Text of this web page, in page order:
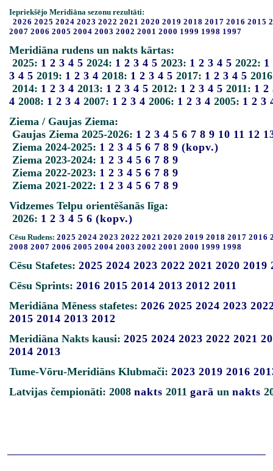
Iepriekšējo Meridiāna sezonu rezultāti:
2026 2025 2024 2023 2022 2021 2020 2019 2018 2017 2016 2015
2007 2006 2005 2004 2003 2002 2001 2000 1999 1998 1997
Meridiāna rudens un nakts kārtas:
2025: 1 2 3 4 5 2024: 1 2 3 4 5 2023: 1 2 3 4 5 2022: 1
3 4 5 2019: 1 2 3 4 2018: 1 2 3 4 5 2017: 1 2 3 4 5
2014: 1 2 3 4 2013: 1 2 3 4 5 2012: 1 2 3 4 5 2011: 1 2
4 2008: 1 2 3 4 2007: 1 2 3 4 2006: 1 2 3 4 2005: 1 2 3
Ziema / Gaujas Ziema:
Gaujas Ziema 2025-2026: 1 2 3 4 5 6 7 8 9 10 11 12
Ziema 2024-2025: 1 2 3 4 5 6 7 8 9 (kopv.)
Ziema 2023-2024: 1 2 3 4 5 6 7 8 9
Ziema 2022-2023: 1 2 3 4 5 6 7 8 9
Ziema 2021-2022: 1 2 3 4 5 6 7 8 9
Vidzemes Telpu orientēšanās līga:
2026: 1 2 3 4 5 6 (kopv.)
Cēsu Rudens: 2025 2024 2023 2022 2021 2020 2019 2018 2017 2016
2008 2007 2006 2005 2004 2003 2002 2001 2000 1999 1998
Cēsu Stafetes: 2025 2024 2023 2022 2021 2020 2019
Cēsu Sprints: 2016 2015 2014 2013 2012 2011
Meridiāna Mēness stafetes: 2026 2025 2024 2023
2015 2014 2013 2012
Meridiāna Nakts kausi: 2025 2024 2023 2022 2021
2014 2013
Tume-Vōru-Meridiāns Klubmači: 2023 2019 2016
Latvijas čempionāti: 2008 nakts 2011 garā un nakts